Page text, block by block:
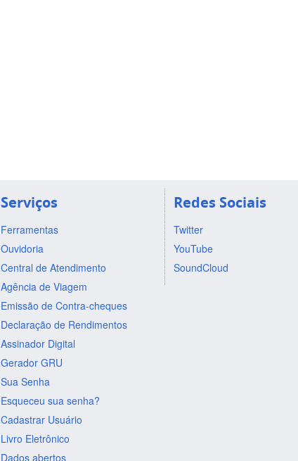
Serviços
Ferramentas
Ouvidoria
Central de Atendimento
Agência de Viagem
Emissão de Contra-cheques
Declaração de Rendimentos
Assinador Digital
Gerador GRU
Sua Senha
Esqueceu sua senha?
Cadastrar Usuário
Livro Eletrônico
Dados abertos
Redes Sociais
Twitter
YouTube
SoundCloud